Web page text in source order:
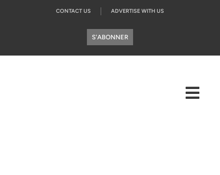
CONTACT US ADVERTISE WITH US
S'ABONNER